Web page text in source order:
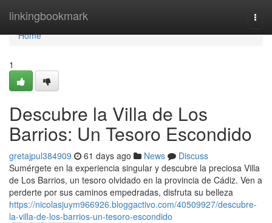
linkingbookmark
Home
Home
1
Descubre la Villa de Los
Barrios: Un Tesoro Escondido
gretajpul384909 61 days ago News
Discuss
Sumérgete en la experiencia singular y descubre la preciosa Villa
de Los Barrios, un tesoro olvidado en la provincia de Cádiz. Ven a
perderte por sus caminos empedradas, disfruta su belleza
https://nicolasjuym966926.bloggactivo.com/40509927/descubre-
la-villa-de-los-barrios-un-tesoro-escondido